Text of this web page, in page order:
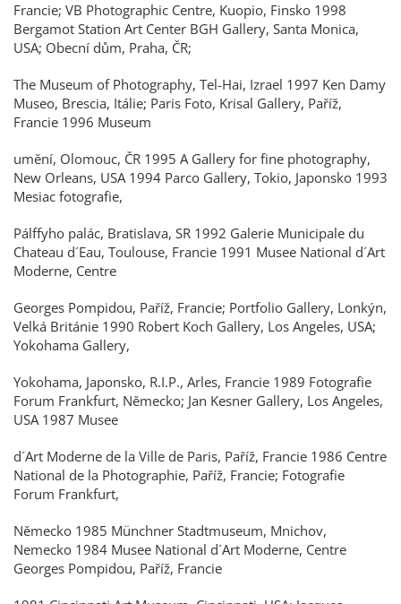
Francie; VB Photographic Centre, Kuopio, Finsko 1998
Bergamot Station Art Center BGH Gallery, Santa Monica,
USA; Obecní dům, Praha, ČR;
The Museum of Photography, Tel-Hai, Izrael 1997 Ken Damy
Museo, Brescia, Itálie; Paris Foto, Krisal Gallery, Paříž,
Francie 1996 Museum
umění, Olomouc, ČR 1995 A Gallery for fine photography,
New Orleans, USA 1994 Parco Gallery, Tokio, Japonsko 1993
Mesiac fotografie,
Pálffyho palác, Bratislava, SR 1992 Galerie Municipale du
Chateau d´Eau, Toulouse, Francie 1991 Musee National d´Art
Moderne, Centre
Georges Pompidou, Paříž, Francie; Portfolio Gallery, Lonkýn,
Velká Británie 1990 Robert Koch Gallery, Los Angeles, USA;
Yokohama Gallery,
Yokohama, Japonsko, R.I.P., Arles, Francie 1989 Fotografie
Forum Frankfurt, Německo; Jan Kesner Gallery, Los Angeles,
USA 1987 Musee
d´Art Moderne de la Ville de Paris, Paříž, Francie 1986 Centre
National de la Photographie, Paříž, Francie; Fotografie
Forum Frankfurt,
Německo 1985 Münchner Stadtmuseum, Mnichov,
Nemecko 1984 Musee National d´Art Moderne, Centre
Georges Pompidou, Paříž, Francie